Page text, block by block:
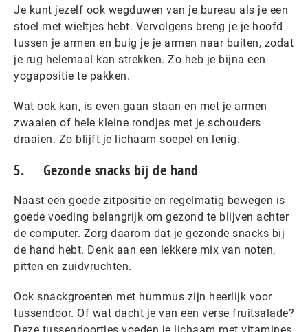
Je kunt jezelf ook wegduwen van je bureau als je een
stoel met wieltjes hebt. Vervolgens breng je je hoofd
tussen je armen en buig je je armen naar buiten, zodat
je rug helemaal kan strekken. Zo heb je bijna een
yogapositie te pakken.
Wat ook kan, is even gaan staan en met je armen
zwaaien of hele kleine rondjes met je schouders
draaien. Zo blijft je lichaam soepel en lenig.
5. Gezonde snacks bij de hand
Naast een goede zitpositie en regelmatig bewegen is
goede voeding belangrijk om gezond te blijven achter
de computer. Zorg daarom dat je gezonde snacks bij
de hand hebt. Denk aan een lekkere mix van noten,
pitten en zuidvruchten.
Ook snackgroenten met hummus zijn heerlijk voor
tussendoor. Of wat dacht je van een verse fruitsalade?